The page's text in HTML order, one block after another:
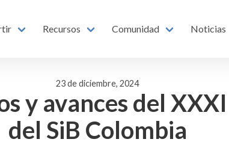
Recursos Comunidad Noticias
23 de diciembre, 2024
y avances del
del SiB Colombia